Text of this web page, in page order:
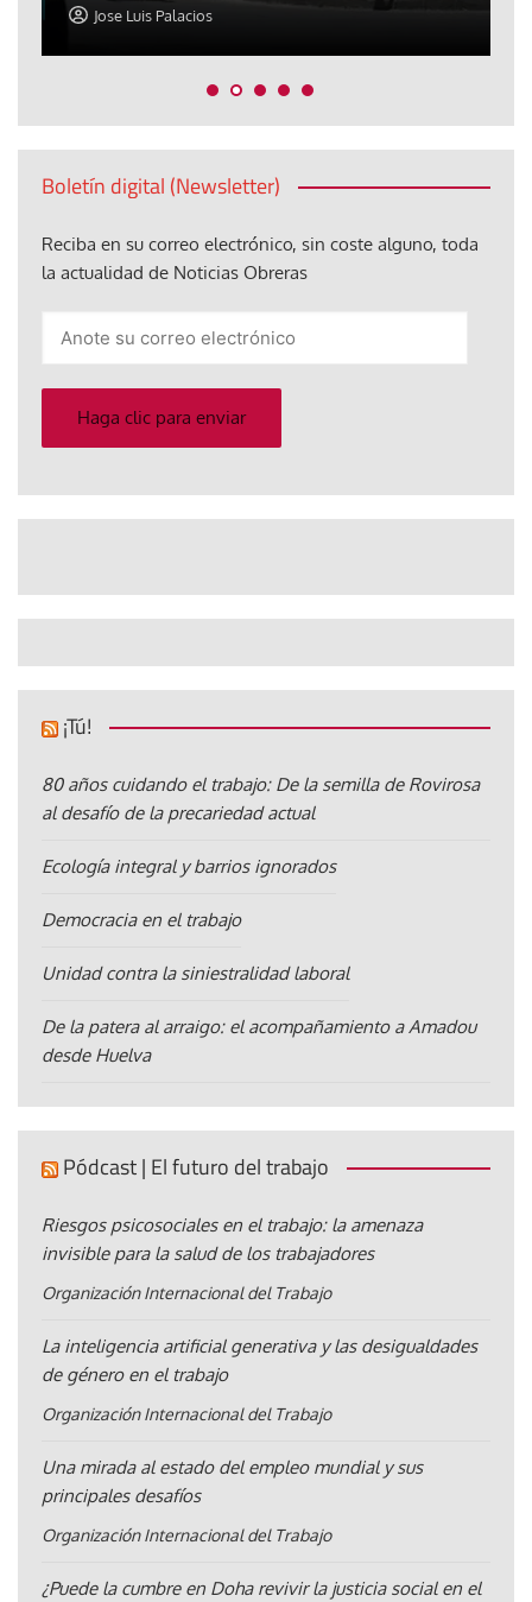
Jose Luis Palacios
Boletín digital (Newsletter)
Reciba en su correo electrónico, sin coste alguno, toda
la actualidad de Noticias Obreras
electrónico
Haga clic para enviar
¡Tú!
80 años cuidando el trabajo: De la semilla de Rovirosa
al desafío de la precariedad actual
Ecología integral y barrios ignorados
Democracia en el trabajo
Unidad contra la siniestralidad laboral
De la patera al arraigo: el acompañamiento a Amadou
desde Huelva
Pódcast | El futuro del trabajo
Riesgos psicosociales en el trabajo: la amenaza
invisible para la salud de los trabajadores
Organización Internacional del Trabajo
La inteligencia artificial generativa y las desigualdades
de género en el trabajo
Organización Internacional del Trabajo
Una mirada al estado del empleo mundial y sus
principales desafíos
Organización Internacional del Trabajo
¿Puede la cumbre en Doha revivir la justicia social en el